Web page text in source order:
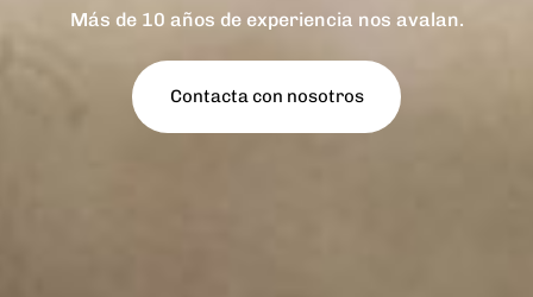
Más de 10 años de experiencia nos avalan.
Contactacon nosotros